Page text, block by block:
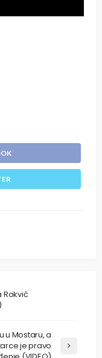
Rokvić
u Mostaru, a
je pravo